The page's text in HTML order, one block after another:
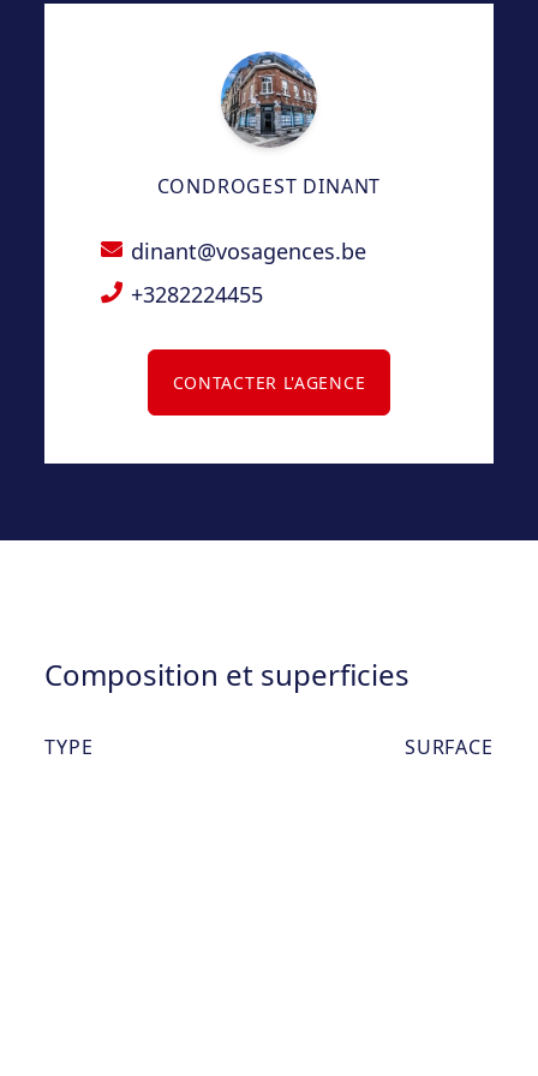
– Loyer : 700€/mois HTVA.
– Provision pour charges : 25€/mois pour
l’électricité et l’eau avec décompte annuel.
– Garantie locative : 1400€.
– Bail d’un an reconductible.
CONDROGEST DINANT
dinant@vosagences.be
+3282224455
CONTACTER L'AGENCE
Composition et superficies
TYPE SURFACE